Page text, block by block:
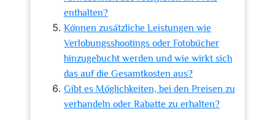
enthalten?
Können zusätzliche Leistungen wie
Verlobungsshootings oder Fotobücher
hinzugebucht werden und wie wirkt sich
das auf die Gesamtkosten aus?
Gibt es Möglichkeiten, bei den Preisen zu
verhandeln oder Rabatte zu erhalten?